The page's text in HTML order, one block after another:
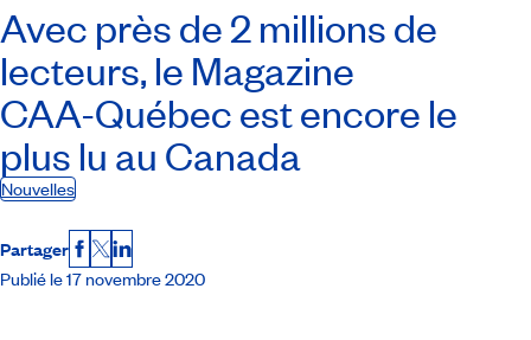
Avec près de 2 millions de
lecteurs, le Magazine
CAA-Québecest encore le
plus lu au Canada
Nouvelles
Partager Facebook
X LinkedIn
Publié le 17 novembre 2020